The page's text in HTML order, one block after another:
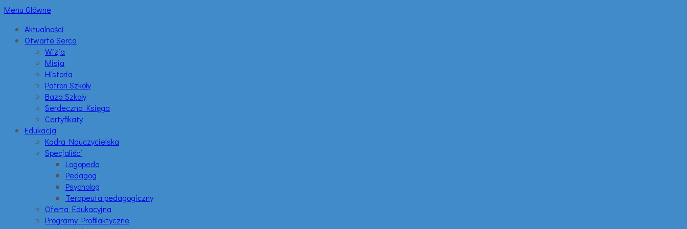
Menu Główne
Aktualności
Otwarte Serca
Wizja
Misja
Historia
Patron Szkoły
Baza Szkoły
Serdeczna Księga
Certyfikaty
Edukacja
Kadra Nauczycielska
Specjaliści
Logopeda
Pedagog
Psycholog
Terapeuta pedagogiczny
Oferta Edukacyjna
Programy Profilaktyczne